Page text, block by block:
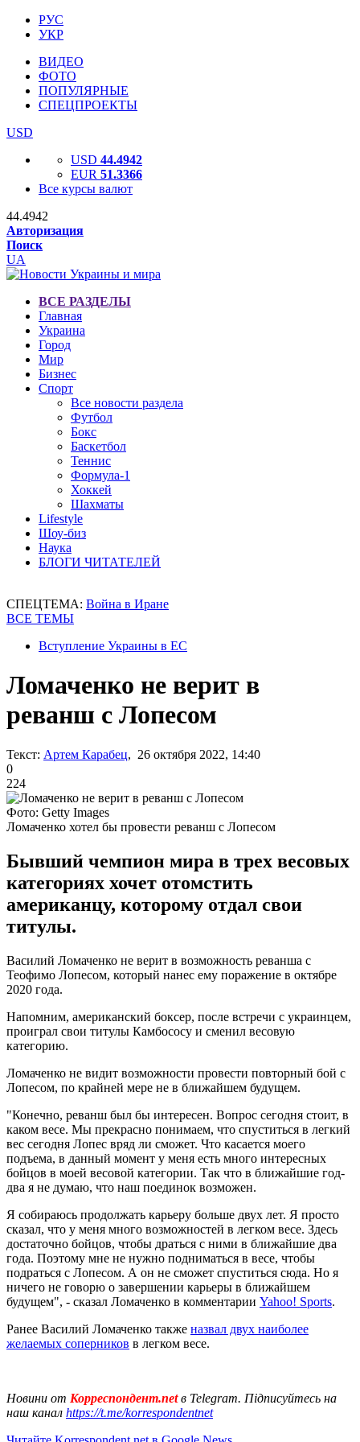
РУС
УКР
ВИДЕО
ФОТО
ПОПУЛЯРНЫЕ
СПЕЦПРОЕКТЫ
USD
USD 44.4942
EUR 51.3366
Все курсы валют
44.4942
Авторизация
Поиск
UA
ВСЕ РАЗДЕЛЫ
Главная
Украина
Город
Мир
Бизнес
Спорт
Все новости раздела
Футбол
Бокс
Баскетбол
Теннис
Формула-1
Хоккей
Шахматы
Lifestyle
Шоу-биз
Наука
БЛОГИ ЧИТАТЕЛЕЙ
СПЕЦТЕМА: Война в Иране
ВСЕ ТЕМЫ
Вступление Украины в ЕС
Ломаченко не верит в
реванш с Лопесом
Текст: Артем Карабец, 26 октября 2022, 14:40
0
224
Фото: Getty Images
Ломаченко хотел бы провести реванш с Лопесом
Бывший чемпион мира в трех весовых
категориях хочет отомстить
американцу, которому отдал свои
титулы.
Василий Ломаченко не верит в возможность реванша с
Теофимо Лопесом, который нанес ему поражение в октябре
2020 года.
Напомним, американский боксер, после встречи с украинцем,
проиграл свои титулы Камбососу и сменил весовую
категорию.
Ломаченко не видит возможности провести повторный бой с
Лопесом, по крайней мере не в ближайшем будущем.
"Конечно, реванш был бы интересен. Вопрос сегодня стоит, в
каком весе. Мы прекрасно понимаем, что спуститься в легкий
вес сегодня Лопес вряд ли сможет. Что касается моего
подъема, в данный момент у меня есть много интересных
бойцов в моей весовой категории. Так что в ближайшие год-
два я не думаю, что наш поединок возможен.
Я собираюсь продолжать карьеру больше двух лет. Я просто
сказал, что у меня много возможностей в легком весе. Здесь
достаточно бойцов, чтобы драться с ними в ближайшие два
года. Поэтому мне не нужно подниматься в весе, чтобы
подраться с Лопесом. А он не сможет спуститься сюда. Но я
ничего не говорю о завершении карьеры в ближайшем
будущем", - сказал Ломаченко в комментарии Yahoo! Sports.
Ранее Василий Ломаченко также назвал двух наиболее
желаемых соперников в легком весе.
Новини от Корреспондент.netв Telegram. Підписуйтесь на
наш канал https://t.me/korrespondentnet